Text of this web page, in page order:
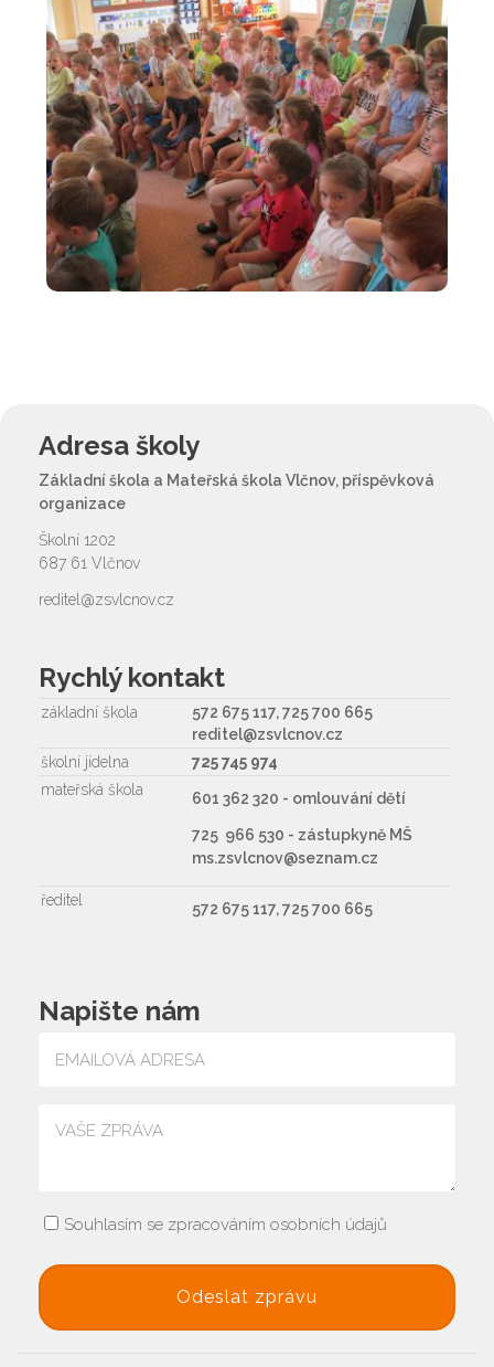
Adresa školy
Základní škola a Mateřská škola Vlčnov, příspěvková
organizace
Školní 1202
687 61 Vlčnov
reditel@zsvlcnov.cz
Rychlý kontakt
základní škola
572 675 117, 725 700 665
reditel@zsvlcnov.cz
školní jídelna
725 745 974
mateřská škola
601 362 320 - omlouvání dětí
725 966 530 - zástupkyně MŠ
ms.zsvlcnov@seznam.cz
ředitel 572 675 117, 725 700 665
Napište nám
Souhlasím se zpracováním osobních údajů